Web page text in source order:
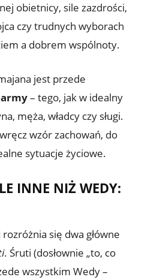
obietnicy, sile zazdrości,
czy trudnych wyborach
a dobrem wspólnoty.
jest przede
– tego, jak w idealny
męża, władcy czy sługi.
wzór zachowań, do
sytuacje życiowe.
INNE NIŻ WEDY:
się dwa główne
. Śruti (dosłownie „to, co
wszystkim Wedy –